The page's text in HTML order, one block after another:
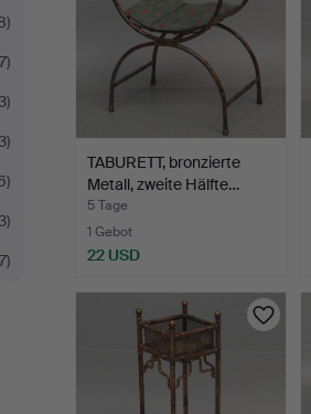
TABURETT, bronzierte
Metall, zweite Hälfte…
5 Tage
1 Gebot
22 USD